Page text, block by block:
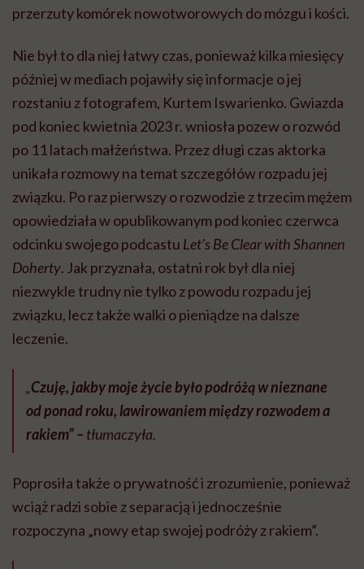
przerzuty komórek nowotworowych do mózgu i kości.
Nie był to dla niej łatwy czas, ponieważ kilka miesięcy
później w mediach pojawiły się informacje o jej
rozstaniu z fotografem, Kurtem Iswarienko. Gwiazda
pod koniec kwietnia 2023 r. wniosła pozew o rozwód
po 11 latach małżeństwa. Przez długi czas aktorka
unikała rozmowy na temat szczegółów rozpadu jej
związku. Po raz pierwszy o rozwodzie z trzecim mężem
opowiedziała w opublikowanym pod koniec czerwca
odcinku swojego podcastu Let’s Be Clear with Shannen
Doherty. Jak przyznała, ostatni rok był dla niej
niezwykle trudny nie tylko z powodu rozpadu jej
związku, lecz także walki o pieniądze na dalsze
leczenie.
„Czuję, jakby moje życie było podróżą w nieznane
od ponad roku, lawirowaniem między rozwodem a
rakiem” – tłumaczyła.
Poprosiła także o prywatność i zrozumienie, ponieważ
wciąż radzi sobie z separacją i jednocześnie
rozpoczyna „nowy etap swojej podróży z rakiem”.